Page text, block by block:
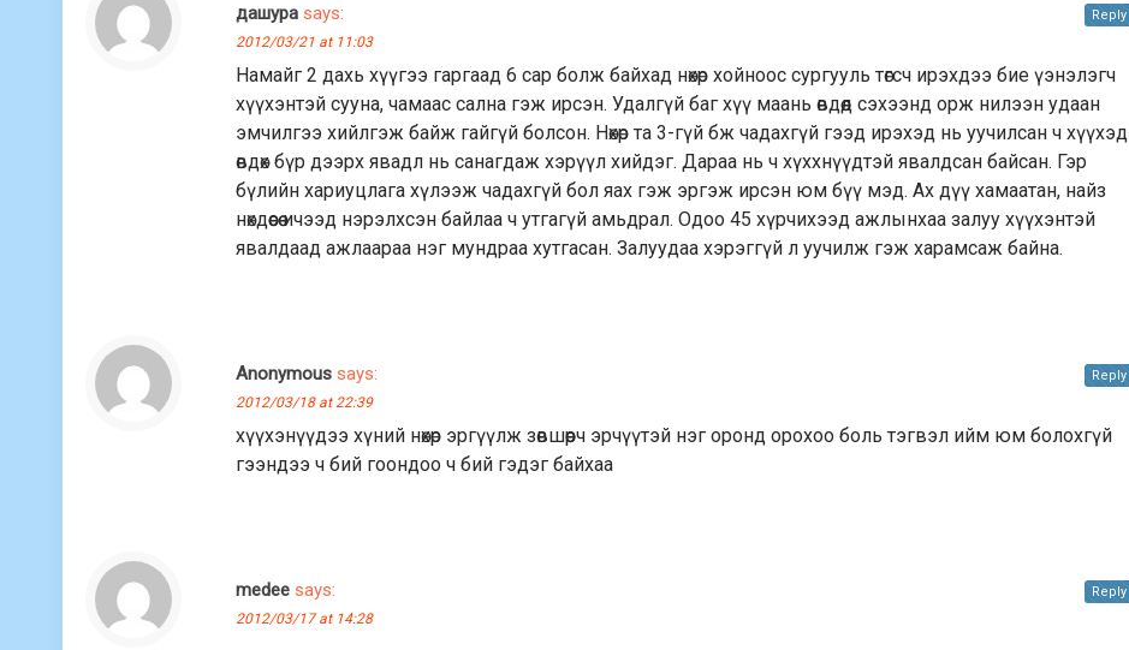
дашура says:
2012/03/21 at 11:03
Намайг 2 дахь хүүгээ гаргаад 6 сар болж байхад нөхөр хойноос сургууль төгсч ирэхдээ бие үэнэлэгч
хүүхэнтэй сууна, чамаас сална гэж ирсэн. Удалгүй баг хүү маань өвдөөд сэхээнд орж нилээн удаан
эмчилгээ хийлгэж байж гайгүй болсон. Нөхөр та 3-гүй бж чадахгүй гээд ирэхэд нь уучилсан ч хүүхэд
өвдөх бүр дээрх явадл нь санагдаж хэрүүл хийдэг. Дараа нь ч хүххнүүдтэй явалдсан байсан. Гэр
бүлийн хариуцлага хүлээж чадахгүй бол яах гэж эргэж ирсэн юм бүү мэд. Ах дүү хамаатан, найз
нөхдөөсөө ичээд нэрэлхсэн байлаа ч утгагүй амьдрал. Одоо 45 хүрчихээд ажлынхаа залуу хүүхэнтэй
явалдаад ажлаараа нэг мундраа хутгасан. Залуудаа хэрэггүй л уучилж гэж харамсаж байна.
Reply
Anonymous says:
2012/03/18 at 22:39
хүүхэнүүдээ хүний нөхөр эргүүлж зөвшөөрч эрчүүтэй нэг оронд орохоо боль тэгвэл ийм юм болохгүй
гээндээ ч бий гоондоо ч бий гэдэг байхаа
Reply
medee says:
2012/03/17 at 14:28
Reply